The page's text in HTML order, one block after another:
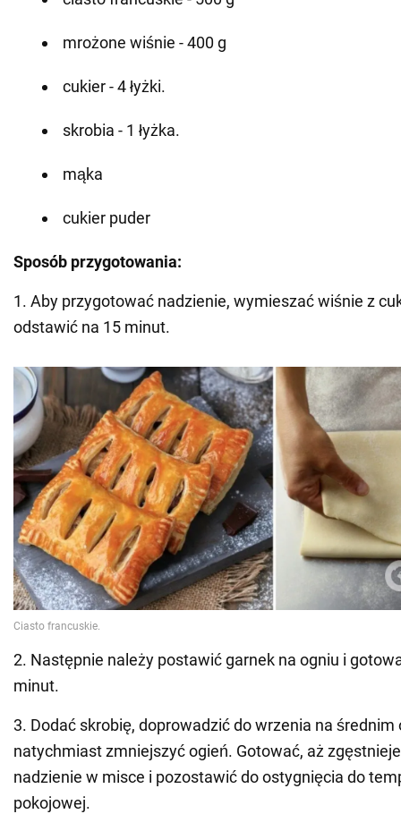
mrożone wiśnie - 400 g
cukier - 4 łyżki.
skrobia - 1 łyżka.
mąka
cukier puder
Sposób przygotowania:
1. Aby przygotować nadzienie, wymieszać wiśnie z
odstawić na 15 minut.
2. Następnie należy postawić garnek na ogniu i
minut.
3. Dodać skrobię, doprowadzić do wrzenia na średnim
natychmiast zmniejszyć ogień. Gotować, aż
nadzienie w misce i pozostawić do ostygnięcia do
pokojowej.